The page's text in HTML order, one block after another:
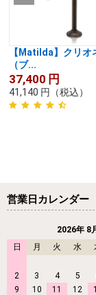
【Matilda】クリオ
（ブ...
37,400 円
41,140 円 （税込）
営業日カレンダー
2026年 8
日
月 火 水
2
3 4 5
9
10 11 12